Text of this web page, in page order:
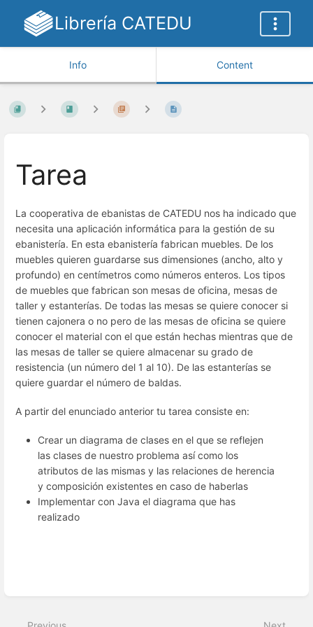
Librería CATEDU
Info Content
Tarea
La cooperativa de ebanistas de CATEDU nos ha indicado que
necesita una aplicación informática para la gestión de su
ebanistería. En esta ebanistería fabrican muebles. De los
muebles quieren guardarse sus dimensiones (ancho, alto y
profundo) en centímetros como números enteros. Los tipos
de muebles que fabrican son mesas de oficina, mesas de
taller y estanterías. De todas las mesas se quiere conocer si
tienen cajonera o no pero de las mesas de oficina se quiere
conocer el material con el que están hechas mientras que de
las mesas de taller se quiere almacenar su grado de
resistencia (un número del 1 al 10). De las estanterías se
quiere guardar el número de baldas.
A partir del enunciado anterior tu tarea consiste en:
Crear un diagrama de clases en el que se reflejen
las clases de nuestro problema así como los
atributos de las mismas y las relaciones de herencia
y composición existentes en caso de haberlas
Implementar con Java el diagrama que has
realizado